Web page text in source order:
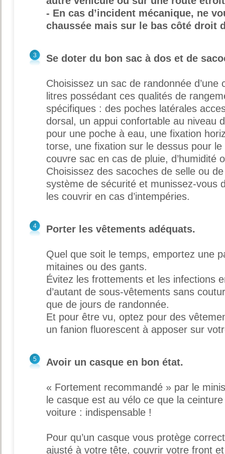
- En cas d’incident mécanique, ne
chaussée mais sur le bas côté droit
3 Se doter du bon sac à dos et de
Choisissez un sac de randonnée d’une
litres possédant ces qualités de
spécifiques : des poches latérales
dorsal, un appui confortable au niveau
pour une poche à eau, une fixation
torse, une fixation sur le dessus pour
couvre sac en cas de pluie, d’humidité
Choisissez des sacoches de selle ou
système de sécurité et munissez-vous
les couvrir en cas d’intempéries.
4 Porter les vêtements adéquats.
Quel que soit le temps, emportez une
mitaines ou des gants.
Évitez les frottements et les infections
d’autant de sous-vêtements sans
que de jours de randonnée.
Et pour être vu, optez pour des
un fanion fluorescent à apposer sur
5 Avoir un casque en bon état.
« Fortement recommandé » par le
le casque est au vélo ce que la
voiture : indispensable !
Pour qu’un casque vous protège
ajusté à votre tête, couvrir votre front